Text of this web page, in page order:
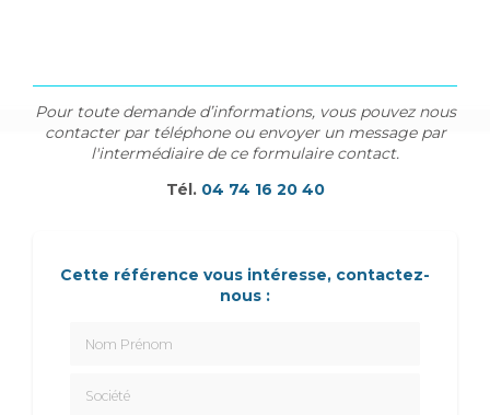
Pour toute demande d’informations, vous pouvez nous
contacter par téléphone ou envoyer un message par
l'intermédiaire de ce formulaire contact.
Tél. 04 74 16 20 40
Cette référence vous intéresse, contactez-
nous :